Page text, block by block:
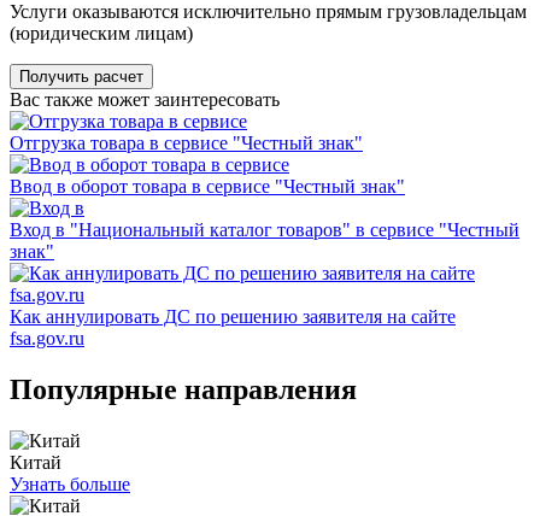
Услуги оказываются исключительно прямым грузовладельцам
(юридическим лицам)
Вас также может заинтересовать
Отгрузка товара в сервисе "Честный знак"
Ввод в оборот товара в сервисе "Честный знак"
Вход в "Национальный каталог товаров" в сервисе "Честный
знак"
Как аннулировать ДС по решению заявителя на сайте
fsa.gov.ru
Популярные направления
Китай
Узнать больше